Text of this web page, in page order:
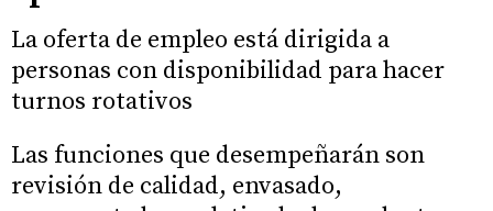
La oferta de empleo está dirigida a
personas con disponibilidad para hacer
turnos rotativos
Las funciones que desempeñarán son
revisión de calidad, envasado,